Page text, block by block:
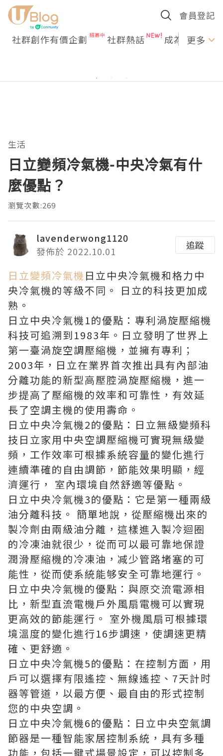
會員登記
社群創作有價企劃 社群熱話 成為U更多
生活
日立變頻冷氣機-中央冷氣有什
麼優點？
瀏覽次數:269
lavenderwong1120
發佈於 2022.10.01
追蹤
日立變頻冷氣機 日立中央冷氣機和格力中
央冷氣機的等級不同。 日立的科技更加成
熟。
日立中央冷氣機1的優點：專利渦旋壓縮機
科技可追溯到1983年。日立發明了世界上
第一臺渦旋空調壓縮機，並擁有專利；
2003年，日立在業界首次推出具有內部油
分離功能的新型高壓腔渦旋壓縮機，進一
步提高了壓縮機的效率和可靠性，有效延
長了空調主機的使用壽命。
日立中央冷氣機2的優點：日立無級變頻科
技日立家用中央空調壓縮機可實現無級變
頻，工作效率可根據系統容量的變化進行
連續準確的自由調節，節能效果明顯，經
濟運行， 室內環境自然舒適等優點。
日立中央冷氣機3的優點：它是第一種兩級
油分離科技。 簡單地說，從壓縮機出來的
製冷劑由兩級油分離，這樣進入製冷迴圈
的冷凍油就很少，從而可以最可靠地保證
潤滑壓縮機的冷凍油，减少管路堵塞的可
能性，從而使系統能够安全可靠地運行。
日立中央冷氣機的優點：與原交流電源相
比，新型直流電機戶外風扇電機可以實現
更高效的節能運行。 室外機風扇可根據環
境溫度的變化進行16步調速，使調速更精
確、更舒適。
日立中央冷氣機5的優點：在控制方面，用
戶可以選擇有限遙控、無線遙控、7天計时
器等管道，以最方便、最自由的形式控制
您的中央空調。
日立中央冷氣機6的優點：日立中央空氣調
節器是一種智能家居控制系統，具有多種
功能，包括一鍵式場景設定，可以控制多